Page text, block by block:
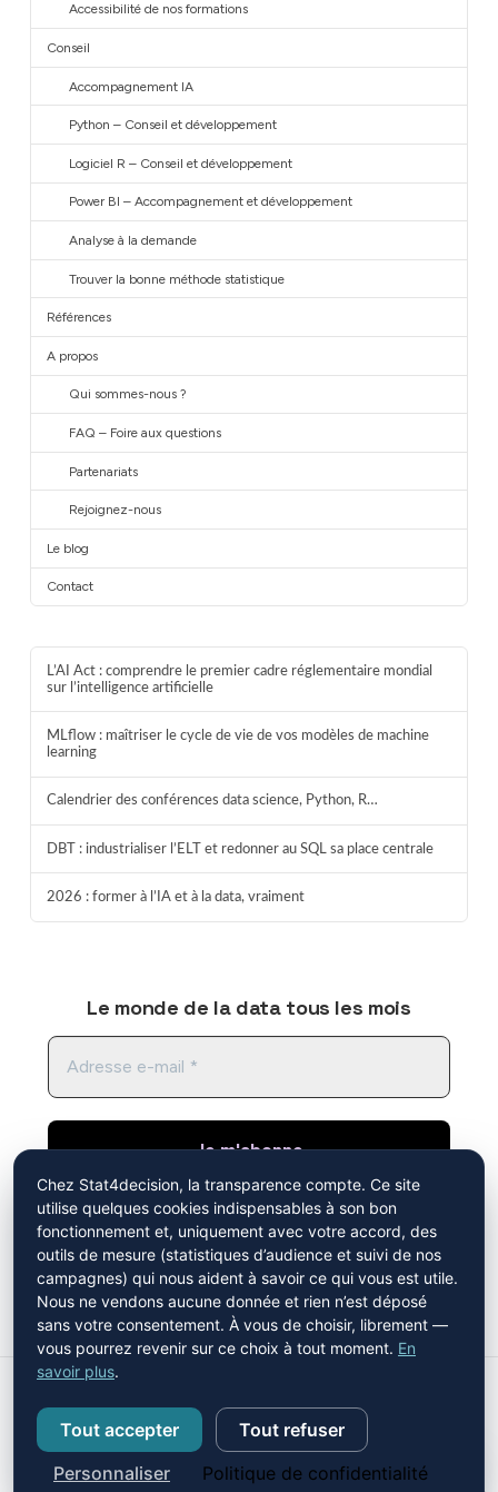
Accessibilité de nos formations
Conseil
Accompagnement IA
Python – Conseil et développement
Logiciel R – Conseil et développement
Power BI – Accompagnement et développement
Analyse à la demande
Trouver la bonne méthode statistique
Références
A propos
Qui sommes-nous ?
FAQ – Foire aux questions
Partenariats
Rejoignez-nous
Le blog
Contact
L’AI Act : comprendre le premier cadre réglementaire mondial
sur l’intelligence artificielle
MLflow : maîtriser le cycle de vie de vos modèles de machine
learning
Calendrier des conférences data science, Python, R…
DBT : industrialiser l’ELT et redonner au SQL sa place centrale
2026 : former à l’IA et à la data, vraiment
Le monde de la data tous les mois
En cliquant sur "je m'abonne", vous acceptez de
recevoir notre newsletter. Vous avez pris
connaissance de notrepolitique de
confidentialité
Facebook
LinkedInInstagram
GitHub
©Stat4decision, 2026 - Mentions légales et politique de
Mistral AI
Chez Stat4decision, la transparence compte. Ce site
utilise quelques cookies indispensables à son bon
fonctionnement et, uniquement avec votre accord, des
outils de mesure (statistiques d’audience et suivi de nos
campagnes) qui nous aident à savoir ce qui vous est utile.
Nous ne vendons aucune donnée et rien n’est déposé
sans votre consentement. À vous de choisir, librement —
vous pourrez revenir sur ce choix à tout moment. En
savoir plus.
Tout accepter
Tout refuser
Personnaliser
Politique de confidentialité